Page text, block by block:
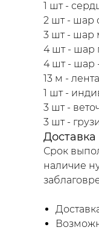
1 шт -
2 шт - шар
3 шт - шар
4 шт - шар
4 шт - шар
13 м -
1 шт -
3 шт -
3 шт -
Доставка
Срок
наличие